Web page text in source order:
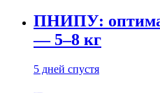
ПНИПУ:
— 5–8 кг
5 дней спустя